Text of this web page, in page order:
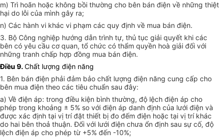
m) Trì hoãn hoặc không bồi thường cho bên bán điện về những thiệt
hại do lỗi của mình gây ra;
n) Các hành vi khác vi phạm các quy định về mua bán điện.
3. Bộ Công nghiệp hướng dẫn trình tự, thủ tục giải quyết khi các
bên có yêu cầu cơ quan, tổ chức có thẩm quyền hoà giải đối với
những tranh chấp hợp đồng mua bán điện.
Điều 9.Chất lượng điện năng
1. Bên bán điện phải đảm bảo chất lượng điện năng cung cấp cho
bên mua điện theo các tiêu chuẩn sau đây:
a) Về điện áp: trong điều kiện bình thường, độ lệch điện áp cho
phép trong khoảng ± 5% so với điện áp danh định của lưới điện và
được xác định tại vị trí đặt thiết bị đo đếm điện hoặc tại vị trí khác
do hai bên thoả thuận. Đối với lưới điện chưa ổn định sau sự cố, độ
lệch điện áp cho phép từ +5% đến -10%;